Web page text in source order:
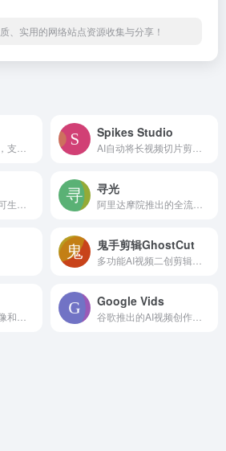
、实用的网络站点资源收集与分享！
Spikes Studio
寻光
鬼手剪辑GhostCut
Google Vids